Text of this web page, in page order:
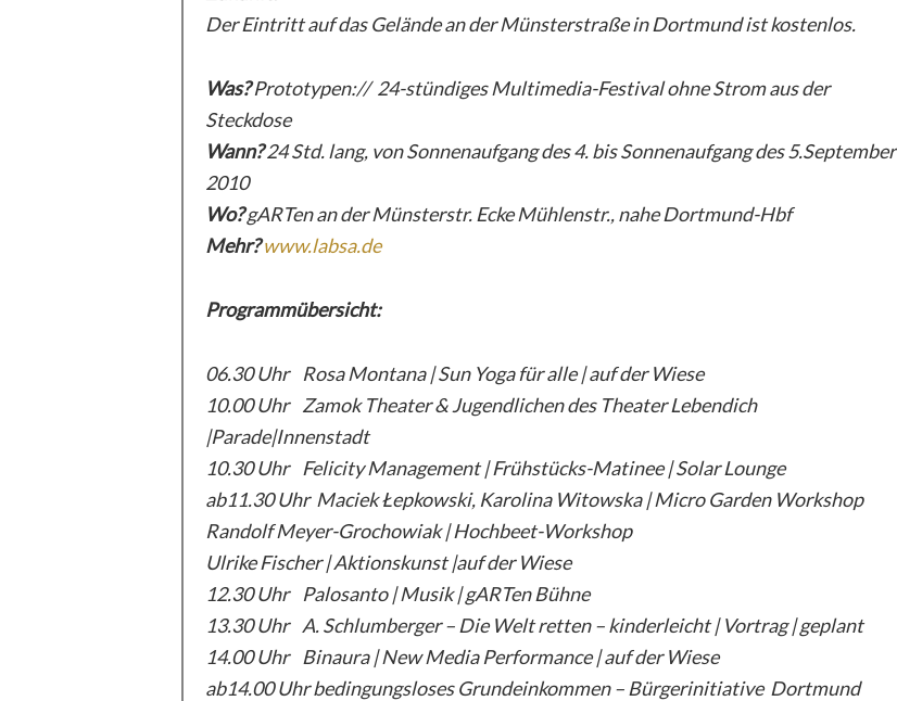
Der Eintritt auf das Gelände an der Münsterstraße in Dortmund ist kostenlos.
Was?Prototypen:// 24-stündiges Multimedia-Festival ohne Strom aus der
Steckdose
Wann?24 Std. lang, von Sonnenaufgang des 4. bis Sonnenaufgang des 5.September
2010
Wo?gARTen an der Münsterstr. Ecke Mühlenstr., nahe Dortmund-Hbf
Mehr?www.labsa.de
Programmübersicht:
06.30 Uhr Rosa Montana | Sun Yoga für alle | auf der Wiese
10.00 Uhr Zamok Theater & Jugendlichen des Theater Lebendich
|Parade|Innenstadt
10.30 Uhr Felicity Management | Frühstücks-Matinee | Solar Lounge
ab11.30 Uhr Maciek Łepkowski, Karolina Witowska | Micro Garden Workshop
Randolf Meyer-Grochowiak | Hochbeet-Workshop
Ulrike Fischer | Aktionskunst |auf der Wiese
12.30 Uhr Palosanto | Musik | gARTen Bühne
13.30 Uhr A. Schlumberger – Die Welt retten – kinderleicht | Vortrag | geplant
14.00 Uhr Binaura | New Media Performance | auf der Wiese
ab14.00 Uhr bedingungsloses Grundeinkommen – Bürgerinitiative Dortmund